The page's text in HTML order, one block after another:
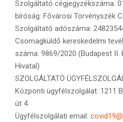
Szolgáltató cégjegyzékszáma:
bíróság: Fővárosi Törvényszék
Szolgáltató adószáma:
Csomagküldő kereskedelmi
száma: 9869/2020 (Budapest II.
Hivatal)
SZOLGÁLTATÓ
Központi ügyfélszolgálat: 1211
út 4.
Ügyfélszolgálati email: